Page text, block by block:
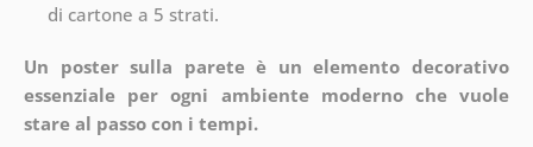
di cartone a 5 strati.
Un poster sulla parete è un elemento decorativo
essenziale per ogni ambiente moderno che vuole
stare al passo con i tempi.